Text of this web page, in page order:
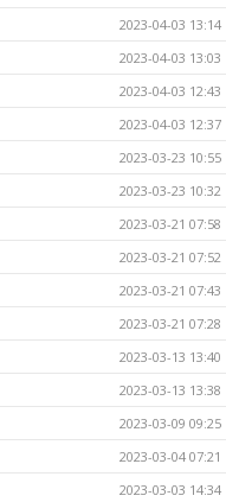
2023-04-03 13:14
2023-04-03 13:03
2023-04-03 12:43
2023-04-03 12:37
2023-03-23 10:55
2023-03-23 10:32
2023-03-21 07:58
2023-03-21 07:52
2023-03-21 07:43
2023-03-21 07:28
2023-03-13 13:40
2023-03-13 13:38
2023-03-09 09:25
2023-03-04 07:21
2023-03-03 14:34